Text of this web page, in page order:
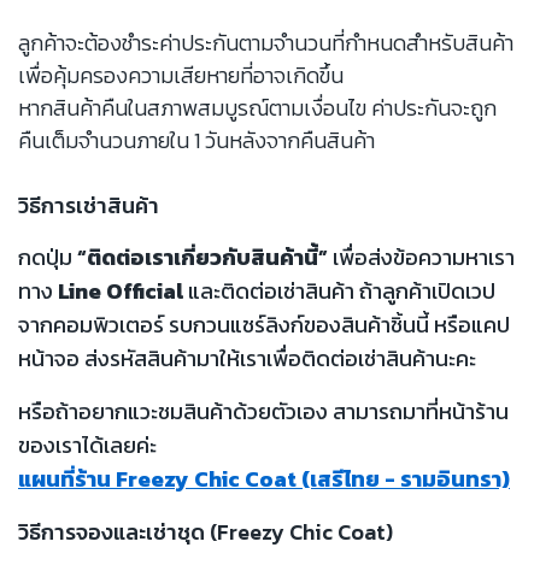
ลูกค้าจะต้องชำระค่าประกันตามจำนวนที่กำหนดสำหรับสินค้า
เพื่อคุ้มครองความเสียหายที่อาจเกิดขึ้น
หากสินค้าคืนในสภาพสมบูรณ์ตามเงื่อนไข ค่าประกันจะถูก
คืนเต็มจำนวนภายใน 1 วันหลังจากคืนสินค้า
วิธีการเช่าสินค้า
กดปุ่ม“ติดต่อเราเกี่ยวกับสินค้านี้”เพื่อส่งข้อความหาเรา
ทาง Line Officialและติดต่อเช่าสินค้า ถ้าลูกค้าเปิดเวป
จากคอมพิวเตอร์ รบกวนแชร์ลิงก์ของสินค้าชิ้นนี้ หรือแคป
หน้าจอ ส่งรหัสสินค้ามาให้เราเพื่อติดต่อเช่าสินค้านะคะ
หรือถ้าอยากแวะชมสินค้าด้วยตัวเอง สามารถมาที่หน้าร้าน
ของเราได้เลยค่ะ
แผนที่ร้าน Freezy Chic Coat (เสรีไทย - รามอินทรา)
วิธีการจองและเช่าชุด (Freezy Chic Coat)